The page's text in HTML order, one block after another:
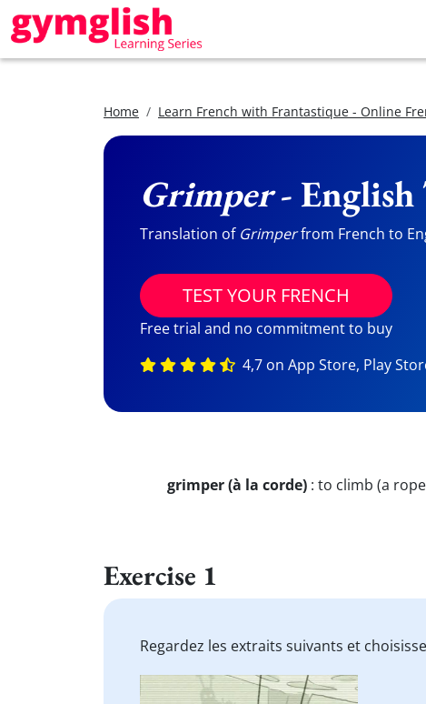
Home Learn French with Frantastique - Online
Grimper- English
Translation of Grimperfrom French to
TEST YOUR FRENCH
Free trial and no commitment to buy
4,7 on App Store, Play
grimper (à la corde) : to climb (a
Exercise 1
Regardez les extraits suivants et
Video